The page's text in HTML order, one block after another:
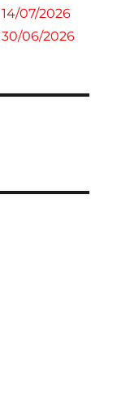
07/2026
30/06/2026